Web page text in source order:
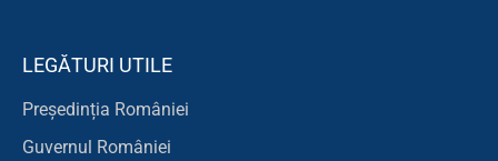
LEGĂTURI UTILE
Președinția României
Guvernul României